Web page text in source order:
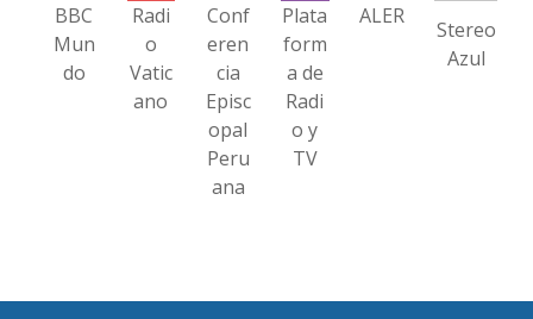
BBC
Mun
do
Radi
o
Vatic
ano
Conf
eren
cia
Episc
opal
Peru
ana
Plata
form
a de
Radi
o y
TV
ALER
Stereo
Azul